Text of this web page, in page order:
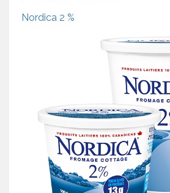
Nordica 2 %